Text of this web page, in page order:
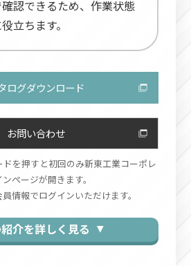
認できるため、作業状態
立ちます。
ログダウンロード
お問い合わせ
ドを押すと初回のみ新東工業コーポレ
ページが開きます。
情報でログインいただけます。
介を詳しく見る ▼